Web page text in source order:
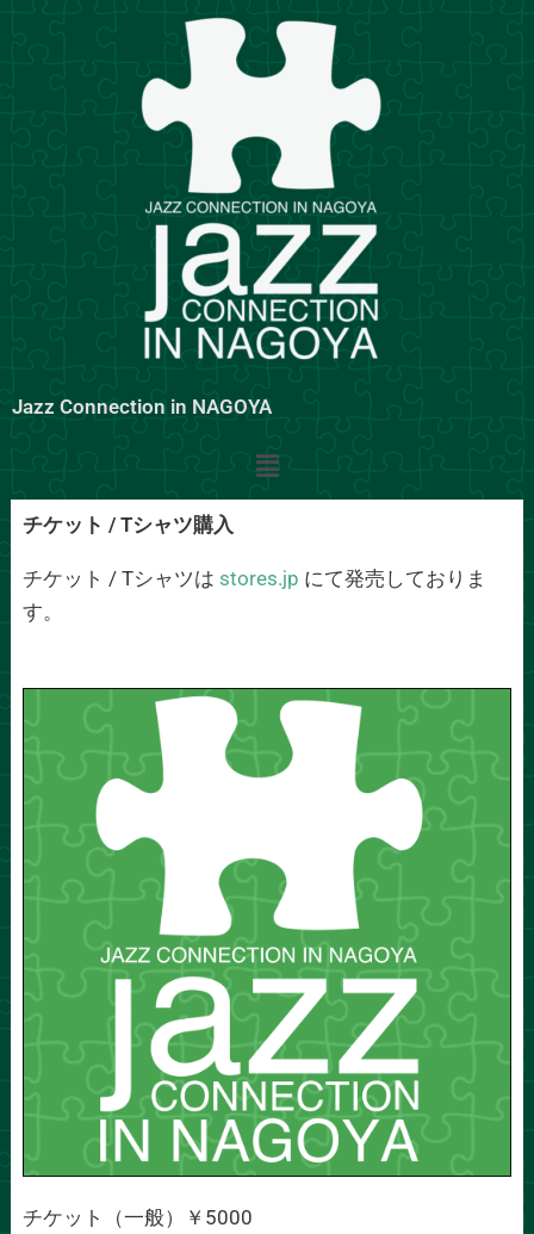
Jazz Connection in NAGOYA
メ
ニ
ュ
チケット / Tシャツ購入
チケット / Tシャツはstores.jp にて発売しておりま
す。
チケット（一般）￥5000